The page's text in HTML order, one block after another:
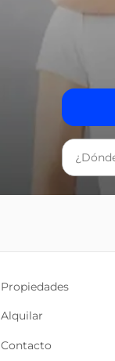
Propiedades
Alquilar
Contacto